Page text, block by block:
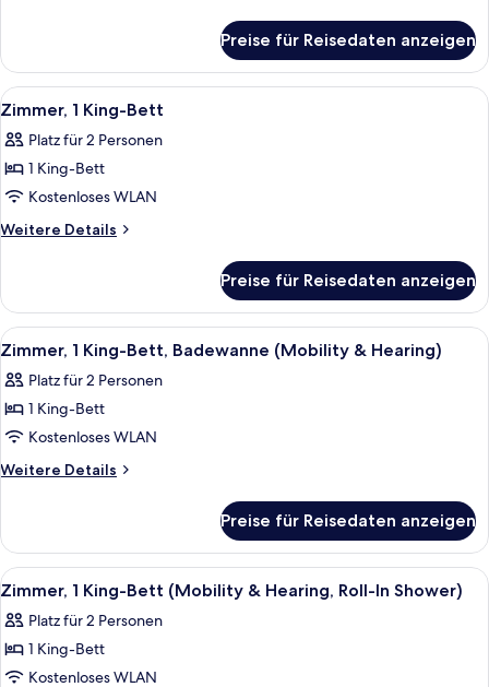
King
with
Sofabed
Preise für Reisedaten anzeigen
Alle
Fotos
für
Zimmer,
1 King-
Bett
Ein Hotelzimmer mit Bett,
3
Zimmer, 1 King-Bett
Platz für 2 Personen
1 King-Bett
Kostenloses WLAN
Weitere Details
Weitere
1 King-
Bett
Preise für Reisedaten anzeigen
Alle
Fotos
für
Zimmer,
1 King-
Bett,
&
Hearing)
anzeigen
Ein Hotelzimmer mit einem großen
3
Zimmer, 1 King-Bett, Badewanne (Mobility & Hearing)
Platz für 2 Personen
1 King-Bett
Kostenloses WLAN
Weitere Details
Weitere
1 King-
Bett,
Badewanne
&
Hearing)
Preise für Reisedaten anzeigen
Alle
Fotos
für
Zimmer,
1 King-
Ein Hotelzimmer mit einem großen
3
Zimmer, 1 King-Bett (Mobility & Hearing, Roll-In Shower)
Platz für 2 Personen
1 King-Bett
Kostenloses WLAN